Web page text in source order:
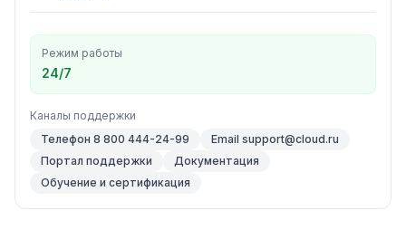
Режим работы
24/7
Каналы поддержки
Телефон 8 800 444-24-99
Email support@cloud.ru
Портал поддержки
Документация
Обучение и сертификация